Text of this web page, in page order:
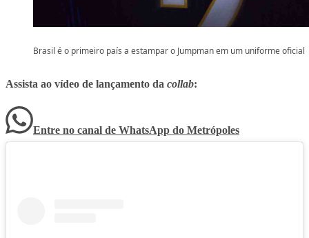
Brasil é o primeiro país a estampar o Jumpman em um uniforme oficial
Assista ao vídeo de lançamento da collab:
Entre no canal de WhatsApp do Metrópoles